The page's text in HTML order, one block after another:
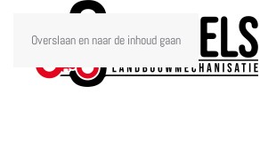
Overslaan en naar de inhoud gaan